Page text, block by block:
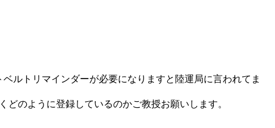
ルトリマインダーが必要になりますと陸運局に言われてま
のように登録しているのかご教授お願いします。